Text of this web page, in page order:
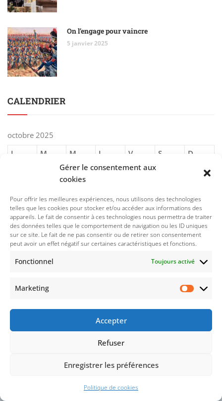
Gérer le consentement aux
cookies
Pour offrir les meilleures expériences, nous utilisons des technologies
telles que les cookies pour stocker et/ou accéder aux informations des
appareils. Le fait de consentir à ces technologies nous permettra de traiter
des données telles que le comportement de navigation ou les ID uniques
sur ce site. Le fait de ne pas consentir ou de retirer son consentement
peut avoir un effet négatif sur certaines caractéristiques et fonctions.
Fonctionnel Toujours activé
Marketing
Accepter
Refuser
Enregistrer les préférences
Politique de cookies
On l’engage pour vaincre
5 janvier 2025
CALENDRIER
octobre 2025
L
M M J V S
D
1
2 3
13
14 15 16 17 18
19
20
21 22 23 24 25
26
27
28 29 30 31
« Sep Nov »